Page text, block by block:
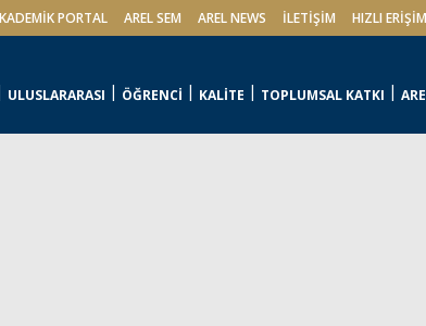
PORTAL AREL SEM AREL NEWS İLETIŞIM HIZLI ERİŞİM
ULUSLARARASI ÖĞRENCİ KALİTE TOPLUMSAL KATKI